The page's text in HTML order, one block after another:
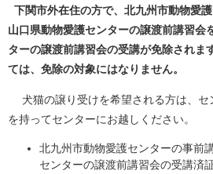
下関市外在住の方で、北九州市動物愛
山口県動物愛護センターの譲渡前講習会
ターの譲渡前講習会の受講が免除されま
ては、免除の対象にはなりません。
犬猫の譲り受けを希望される方は、セ
を持ってセンターにお越しください。
北九州市動物愛護センターの事前
センターの譲渡前講習会の受講済